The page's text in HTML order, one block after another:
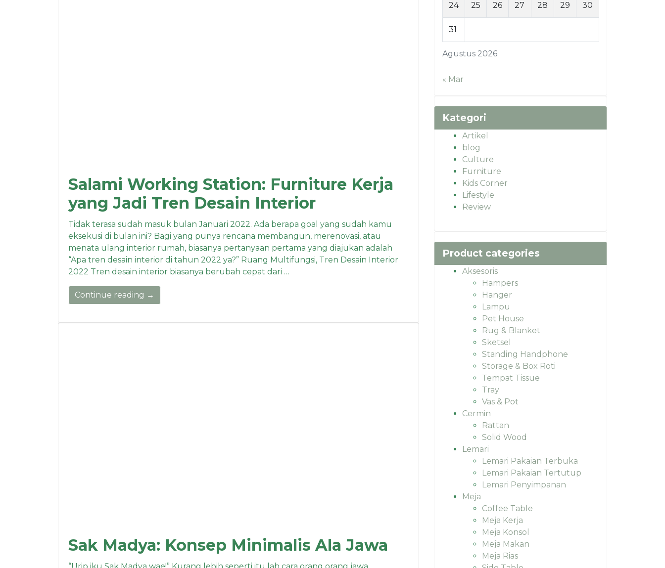
Salami Working Station: Furniture Kerja
yang Jadi Tren Desain Interior
Tidak terasa sudah masuk bulan Januari 2022. Ada berapa goal yang sudah kamu
eksekusi di bulan ini? Bagi yang punya rencana membangun, merenovasi, atau
menata ulang interior rumah, biasanya pertanyaan pertama yang diajukan adalah
“Apa tren desain interior di tahun 2022 ya?” Ruang Multifungsi, Tren Desain Interior
2022 Tren desain interior biasanya berubah cepat dari …
Continue reading →
Sak Madya: Konsep Minimalis Ala Jawa
Agustus 2026
24 25 26 27 28 29 30
31
« Mar
Kategori
Artikel
blog
Culture
Furniture
Kids Corner
Lifestyle
Review
Product categories
Aksesoris
Hampers
Hanger
Lampu
Pet House
Rug & Blanket
Sketsel
Standing Handphone
Storage & Box Roti
Tempat Tissue
Tray
Vas & Pot
Cermin
Rattan
Solid Wood
Lemari
Lemari Pakaian Terbuka
Lemari Pakaian Tertutup
Lemari Penyimpanan
Meja
Coffee Table
Meja Kerja
Meja Konsol
Meja Makan
Meja Rias